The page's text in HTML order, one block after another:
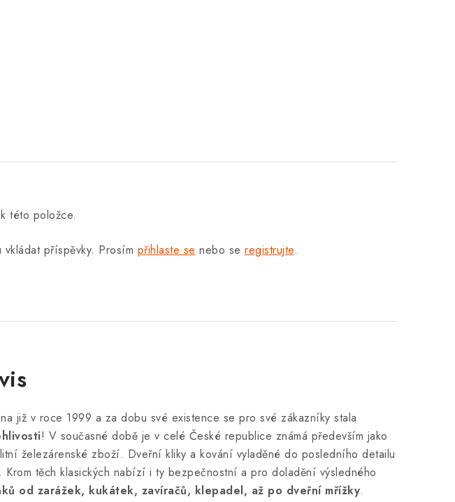
této položce.
příspěvky. Prosím přihlaste se nebo se registrujte.
již v roce 1999 a za dobu své existence se pro své zákazníky stala
! V současné době je v celé České republice známá především jako
železárenské zboží. Dveřní kliky a kování vyladěné do posledního detailu
těch klasických nabízí i ty bezpečnostní a pro doladění výsledného
od zarážek, kukátek, zavíračů, klepadel, až po dveřní mřížky.